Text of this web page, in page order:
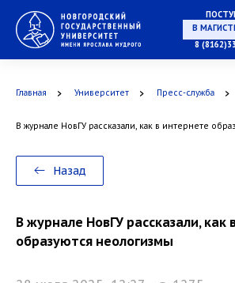
НА
В
В
8
Главная Университет Пресс-служба
В журнале НовГУ рассказали, как в интернете
Назад
В журнале НовГУ рассказали, как
образуются неологизмы